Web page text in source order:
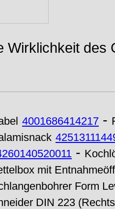
Wirklichkeit des
4001686414217 -
-
mit
Form
DIN 223